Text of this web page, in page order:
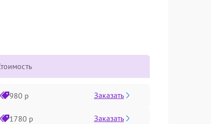
980 р Заказать
1780 р Заказать